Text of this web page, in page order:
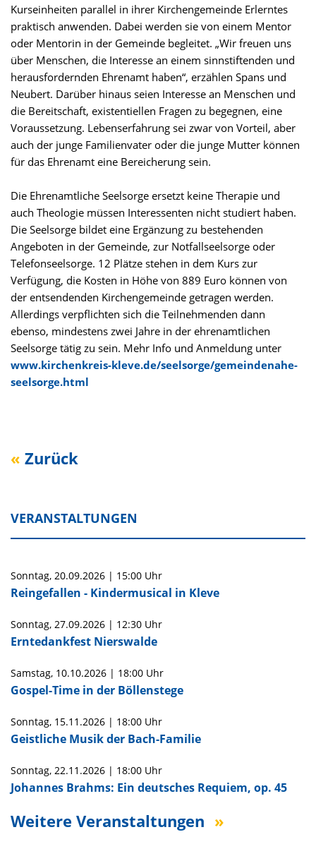
Kurseinheiten parallel in ihrer Kirchengemeinde Erlerntes
praktisch anwenden. Dabei werden sie von einem Mentor
oder Mentorin in der Gemeinde begleitet. „Wir freuen uns
über Menschen, die Interesse an einem sinnstiftenden und
herausfordernden Ehrenamt haben“, erzählen Spans und
Neubert. Darüber hinaus seien Interesse an Menschen und
die Bereitschaft, existentiellen Fragen zu begegnen, eine
Voraussetzung. Lebenserfahrung sei zwar von Vorteil, aber
auch der junge Familienvater oder die junge Mutter können
für das Ehrenamt eine Bereicherung sein.
Die Ehrenamtliche Seelsorge ersetzt keine Therapie und
auch Theologie müssen Interessenten nicht studiert haben.
Die Seelsorge bildet eine Ergänzung zu bestehenden
Angeboten in der Gemeinde, zur Notfallseelsorge oder
Telefonseelsorge. 12 Plätze stehen in dem Kurs zur
Verfügung, die Kosten in Höhe von 889 Euro können von
der entsendenden Kirchengemeinde getragen werden.
Allerdings verpflichten sich die Teilnehmenden dann
ebenso, mindestens zwei Jahre in der ehrenamtlichen
Seelsorge tätig zu sein. Mehr Info und Anmeldung unter
www.kirchenkreis-kleve.de/seelsorge/gemeindenahe-
seelsorge.html
Zurück
VERANSTALTUNGEN
Sonntag, 20.09.2026 | 15:00 Uhr
Reingefallen - Kindermusical in Kleve
Sonntag, 27.09.2026 | 12:30 Uhr
Erntedankfest Nierswalde
Samstag, 10.10.2026 | 18:00 Uhr
Gospel-Time in der Böllenstege
Sonntag, 15.11.2026 | 18:00 Uhr
Geistliche Musik der Bach-Familie
Sonntag, 22.11.2026 | 18:00 Uhr
Johannes Brahms: Ein deutsches Requiem, op. 45
Weitere Veranstaltungen